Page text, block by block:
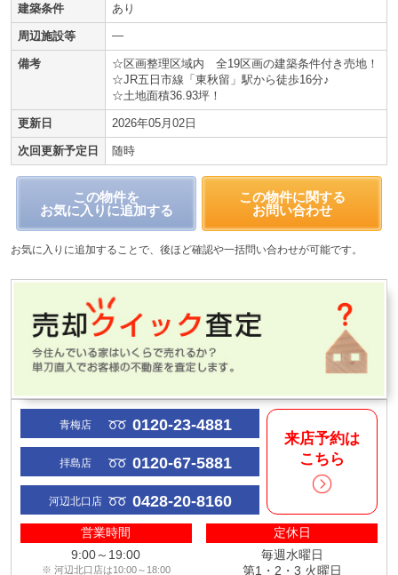
建築条件 あり
周辺施設等 —
備考
☆区画整理区域内 全19区画の建築条件付き売地！
☆JR五日市線「東秋留」駅から徒歩16分♪
☆土地面積36.93坪！
更新日 2026年05月02日
次回更新予定日 随時
この物件を
お気に入りに追加する
この物件に関する
お問い合わせ
お気に入りに追加することで、後ほど確認や一括問い合わせが可能です。
青梅店 0120-23-4881
拝島店 0120-67-5881
河辺北口店 0428-20-8160
来店予約は
こちら
営業時間
9:00～19:00
※ 河辺北口店は10:00～18:00
定休日
毎週水曜日
第1・2・3 火曜日